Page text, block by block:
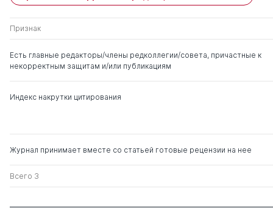
Жуков Василий Иванович д. ист.н. 0 2
Полякова Татьяна
д. ю.н. 0 3
Эбзеев Борис
д. ю.н. 0 4
Павлович
Малько Александр
Васильевич
д. ю.н. 0 11
Губин Евгений
д. ю.н. 0 2
Признак
Есть главные редакторы/члены редколлегии/совета, причастные к
некорректным защитам и/или публикациям
Индекс накрутки цитирования
Журнал принимает вместе со статьей готовые рецензии на нее
Всего 3